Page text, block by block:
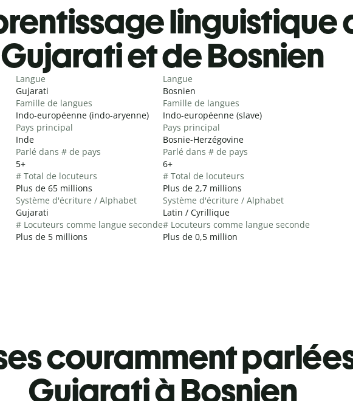
linguistique
Gujarati et de Bosnien
Langue
Gujarati
Famille de langues
Indo-européenne (indo-aryenne)
Pays principal
Inde
Parlé dans # de pays
5+
# Total de locuteurs
Plus de 65 millions
Système d'écriture / Alphabet
Gujarati
# Locuteurs comme langue seconde
Plus de 5 millions
Langue
Bosnien
Famille de langues
Indo-européenne (slave)
Pays principal
Bosnie-Herzégovine
Parlé dans # de pays
6+
# Total de locuteurs
Plus de 2,7 millions
Système d'écriture / Alphabet
Latin / Cyrillique
# Locuteurs comme langue seconde
Plus de 0,5 million
couramment
Gujarati à Bosnien